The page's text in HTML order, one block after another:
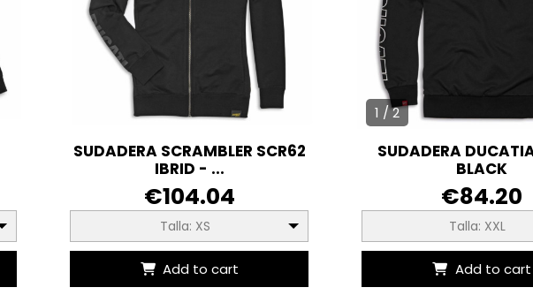
SUDADERA SCRAMBLER SCR62
IBRID - ...
€104.04
Talla: XS
Add to cart
1 / 2
SUDADERA
BLACK
€84.20
Talla: XXL
Add to cart